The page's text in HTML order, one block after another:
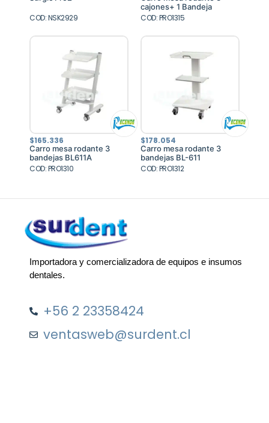
$2.949.535.
actual
$2.654.582.
COD: NSK2929
cajones+ 1 Bandeja
COD: PRO1315
$165.336
Carro mesa rodante 3
bandejas BL611A
COD: PRO1310
$178.054
Carro mesa rodante 3
bandejas BL-611
COD: PRO1312
Importadora y comercializadora de equipos e insumos
dentales.
+56 2 23358424
ventasweb@surdent.cl